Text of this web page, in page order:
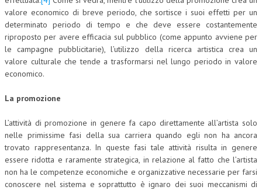
DIRITTO PENALE D’IMPRESA
DIRITTO DEL LAVORO
DIRITTO DEL WEB
DIRITTO DELLE IMPRESE IN CRISI
CRIMINOLOGIA E CRIMINALISTICA
FISCO
DIRITTO TRIBUTARIO
FISCALITÀ INTERNAZIONALE
valore economico di breve periodo, che sortisce i suoi effetti per un
determinato periodo di tempo e che deve essere costantemente
riproposto per avere efficacia sul pubblico (come appunto avviene per
le campagne pubblicitarie), l’utilizzo della ricerca artistica crea un
valore culturale che tende a trasformarsi nel lungo periodo in valore
economico.
La promozione
L’attività di promozione in genere fa capo direttamente all’artista solo
nelle primissime fasi della sua carriera quando egli non ha ancora
trovato rappresentanza. In queste fasi tale attività risulta in genere
essere ridotta e raramente strategica, in relazione al fatto che l’artista
non ha le competenze economiche e organizzative necessarie per farsi
conoscere nel sistema e soprattutto è ignaro dei suoi meccanismi di